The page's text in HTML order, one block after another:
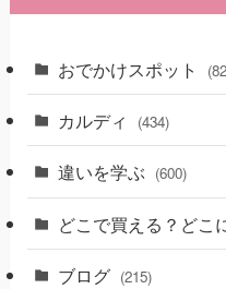
おでかけスポット
カルディ (434)
違いを学ぶ (600)
どこで買える？どこ
ブログ (215)